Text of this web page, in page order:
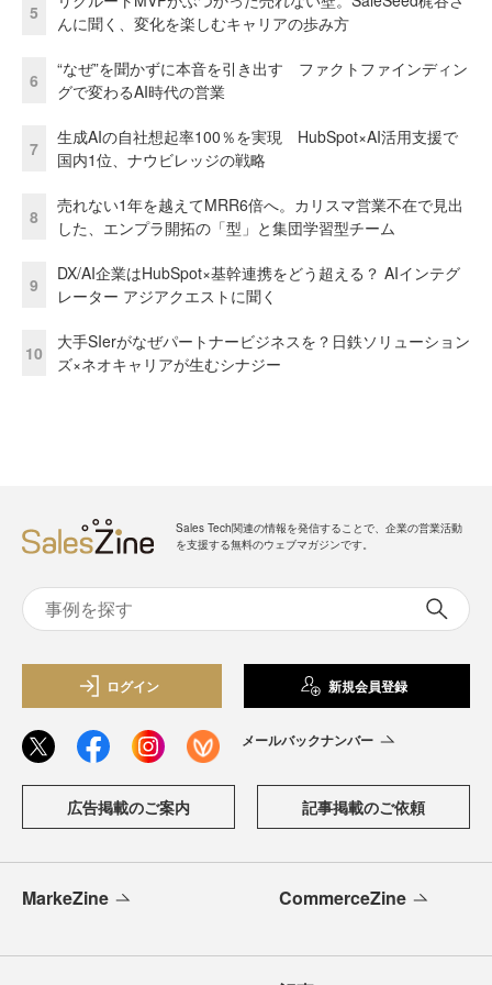
5
んに聞く、変化を楽しむキャリアの歩み方
6
“なぜ”を聞かずに本音を引き出す ファクトファインディン
グで変わるAI時代の営業
7
生成AIの自社想起率100％を実現 HubSpot×AI活用支援で
国内1位、ナウビレッジの戦略
8
売れない1年を越えてMRR6倍へ。カリスマ営業不在で見出
した、エンプラ開拓の「型」と集団学習型チーム
9
DX/AI企業はHubSpot×基幹連携をどう超える？ AIインテグ
レーター アジアクエストに聞く
10
大手SIerがなぜパートナービジネスを？日鉄ソリューション
ズ×ネオキャリアが生むシナジー
Sales Tech関連の情報を発信することで、企業の営業活動
を支援する無料のウェブマガジンです。
ログイン 新規会員登録
メールバックナンバー
広告掲載のご案内 記事掲載のご依頼
MarkeZine CommerceZine